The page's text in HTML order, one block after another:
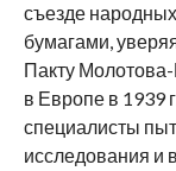
съезде народных
бумагами,
Пакту
в Европе в 1939
специалисты
исследования и